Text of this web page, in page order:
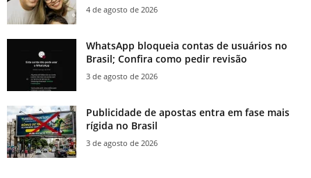
4 de agosto de 2026
WhatsApp bloqueia contas de usuários no
Brasil; Confira como pedir revisão
3 de agosto de 2026
Publicidade de apostas entra em fase mais
rígida no Brasil
3 de agosto de 2026